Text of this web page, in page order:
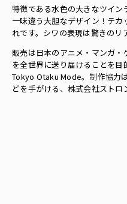
特徴である水色の大きなツイ
一味違う大胆なデザイン！テ
れです。シワの表現は驚きのリ
販売は日本のアニメ・マンガ・
を全世界に送り届けることを
Tokyo Otaku Mode。制作協力
どを手がける、株式会社ストロ